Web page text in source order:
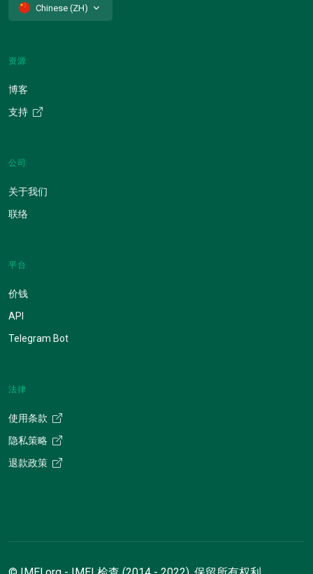
Chinese (ZH)
资源
博客
支持
公司
关于我们
联络
平台
价钱
API
Telegram Bot
法律
使用条款
隐私策略
退款政策